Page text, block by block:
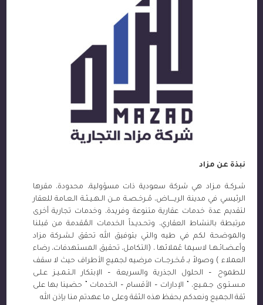
نبذة عن مزاد
شـركـة مـزاد هي شركة سعودية ذات مسؤولية، محدودة، مقرها
الرئيسي في مدينة الريــــاض، مُـرخـصـة مــن الـهـيـئـة الـعـامة للعقار
لتقديم عدة خدمات عقارية متنوعة وفريدة، وخدمات تجارية أخرى
مرتبطة بالنشاط العقاري، وتحـديـداً الخدمات المُقدمة من قبلنا
والموضحة لكم في طيه والتي بتوفيق الله تحقق لـشـركة مزاد
وأعـضـائـهـا لاسيما عُملائها ، (التكامل، تحقيق المستهدفات، رضاء
العملاء ) وصولاً بـ مُخـرجــات مرضيه لجميع الأطراف حيث لا سقف
للطموح – الحلول الجذرية والسريعة – الإبتكار الـتـمـيـز عـلـى
مـسـتـوى جـمـيع، ” الإدارات – الأقسام – الخدمات ” حضينا بها على
ثقة الجميع ونعدكم بحفظ هذه الثقة وعلى ما عهدتم منا بإذن الله